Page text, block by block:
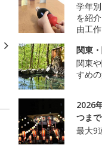
学年
を紹
由工
関東
関東
すめ
2026
つまで
最大9